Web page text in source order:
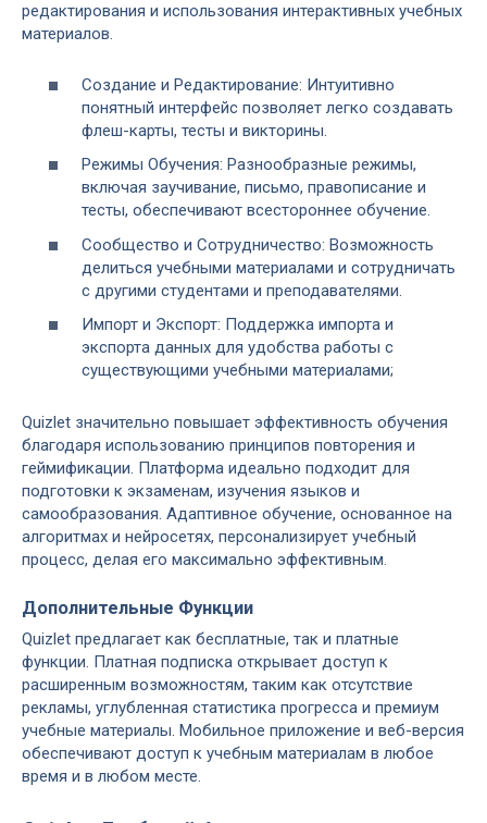
редактирования и использования интерактивных учебных
материалов.
Создание и Редактирование: Интуитивно
понятный интерфейс позволяет легко создавать
флеш-карты, тесты и викторины.
Режимы Обучения: Разнообразные режимы,
включая заучивание, письмо, правописание и
тесты, обеспечивают всестороннее обучение.
Сообщество и Сотрудничество: Возможность
делиться учебными материалами и сотрудничать
с другими студентами и преподавателями.
Импорт и Экспорт: Поддержка импорта и
экспорта данных для удобства работы с
существующими учебными материалами;
Quizlet значительно повышает эффективность обучения
благодаря использованию принципов повторения и
геймификации. Платформа идеально подходит для
подготовки к экзаменам, изучения языков и
самообразования. Адаптивное обучение, основанное на
алгоритмах и нейросетях, персонализирует учебный
процесс, делая его максимально эффективным.
Дополнительные Функции
Quizlet предлагает как бесплатные, так и платные
функции. Платная подписка открывает доступ к
расширенным возможностям, таким как отсутствие
рекламы, углубленная статистика прогресса и премиум
учебные материалы. Мобильное приложение и веб-версия
обеспечивают доступ к учебным материалам в любое
время и в любом месте.